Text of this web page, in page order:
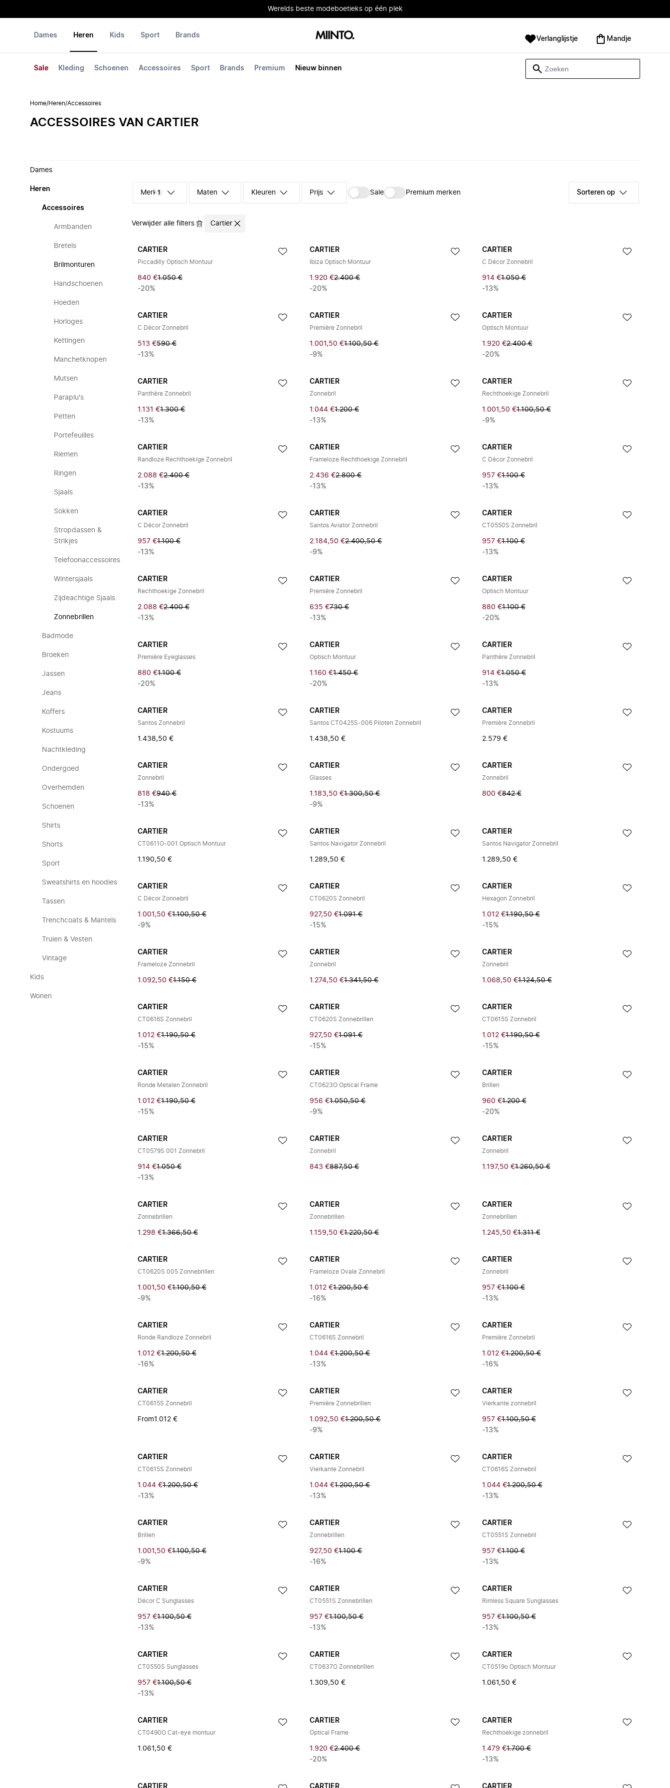
Werelds beste modeboetieks op één plek
Dames Heren
Sale Kleding Schoenen Accessoires Sport Brands Premium Nieuw binnen
Kids Sport Brands Verlanglijstje Mandje
Home/Heren/Accessoires
ACCESSOIRES VAN CARTIER
Dames
Heren
Accessoires
Armbanden
Bretels
Brilmonturen
Handschoenen
Hoeden
Horloges
Kettingen
Manchetknopen
Mutsen
Paraplu's
Petten
Portefeuilles
Riemen
Ringen
Sjaals
Sokken
Stropdassen &
Strikjes
Telefoonaccessoires
Wintersjaals
Zijdeachtige Sjaals
Zonnebrillen
Badmode
Broeken
Jassen
Jeans
Koffers
Kostuums
Nachtkleding
Ondergoed
Overhemden
Schoenen
Shirts
Shorts
Sport
Sweatshirts en hoodies
Tassen
Trenchcoats & Mantels
Truien & Vesten
Vintage
Kids
Wonen
Merk 1 Maten Kleuren Prijs Sale Premium merken Sorteren op
Verwijder alle filters Cartier
CARTIER
Piccadilly Optisch Montuur
840 €1.050 €
-20%
CARTIER
Ibiza Optisch Montuur
1.920 €2.400 €
-20%
CARTIER
C Décor Zonnebril
914 €1.050 €
-13%
CARTIER
C Décor Zonnebril
513 €590 €
-13%
CARTIER
Première Zonnebril
1.001,50 €1.100,50 €
-9%
CARTIER
Optisch Montuur
1.920 €2.400 €
-20%
CARTIER
Panthère Zonnebril
1.131 €1.300 €
-13%
CARTIER
Zonnebril
1.044 €1.200 €
-13%
CARTIER
Rechthoekige Zonnebril
1.001,50 €1.100,50 €
-9%
CARTIER
Randloze Rechthoekige Zonnebril
2.088 €2.400 €
-13%
CARTIER
Frameloze Rechthoekige Zonnebril
2.436 €2.800 €
-13%
CARTIER
C Décor Zonnebril
957 €1.100 €
-13%
CARTIER
C Décor Zonnebril
957 €1.100 €
-13%
CARTIER
Santos Aviator Zonnebril
2.184,50 €2.400,50 €
-9%
CARTIER
CT0550S Zonnebril
957 €1.100 €
-13%
CARTIER
Rechthoekige Zonnebril
2.088 €2.400 €
-13%
CARTIER
Première Zonnebril
635 €730 €
-13%
CARTIER
Optisch Montuur
880 €1.100 €
-20%
CARTIER
Première Eyeglasses
880 €1.100 €
-20%
CARTIER
Optisch Montuur
1.160 €1.450 €
-20%
CARTIER
Panthère Zonnebril
914 €1.050 €
-13%
CARTIER
Santos Zonnebril
1.438,50 €
CARTIER
Santos CT0425S-006 Piloten Zonnebril
1.438,50 €
CARTIER
Première Zonnebril
2.579 €
CARTIER
Zonnebril
818 €940 €
-13%
CARTIER
Glasses
1.183,50 €1.300,50 €
-9%
CARTIER
Zonnebril
800 €842 €
CARTIER
CT0611O-001 Optisch Montuur
1.190,50 €
CARTIER
Santos Navigator Zonnebril
1.289,50 €
CARTIER
Santos Navigator Zonnebril
1.289,50 €
CARTIER
C Décor Zonnebril
1.001,50 €1.100,50 €
-9%
CARTIER
CT0620S Zonnebril
927,50 €1.091 €
-15%
CARTIER
Hexagon Zonnebril
1.012 €1.190,50 €
-15%
CARTIER
Frameloze Zonnebril
1.092,50 €1.150 €
CARTIER
Zonnebril
1.274,50 €1.341,50 €
CARTIER
Zonnebril
1.068,50 €1.124,50 €
CARTIER
CT0616S Zonnebril
1.012 €1.190,50 €
-15%
CARTIER
CT0620S Zonnebrillen
927,50 €1.091 €
-15%
CARTIER
CT0615S Zonnebril
1.012 €1.190,50 €
-15%
CARTIER
Ronde Metalen Zonnebril
1.012 €1.190,50 €
-15%
CARTIER
CT0623O Optical Frame
956 €1.050,50 €
-9%
CARTIER
Brillen
960 €1.200 €
-20%
CARTIER
CT0579S 001 Zonnebril
914 €1.050 €
-13%
CARTIER
Zonnebril
843 €887,50 €
CARTIER
Zonnebril
1.197,50 €1.260,50 €
CARTIER
Zonnebrillen
1.298 €1.366,50 €
CARTIER
Zonnebrillen
1.159,50 €1.220,50 €
CARTIER
Zonnebrillen
1.245,50 €1.311 €
CARTIER
CT0620S 005 Zonnebrillen
1.001,50 €1.100,50 €
-9%
CARTIER
Frameloze Ovale Zonnebril
1.012 €1.200,50 €
-16%
CARTIER
Zonnebril
957 €1.100 €
-13%
CARTIER
Ronde Randloze Zonnebril
1.012 €1.200,50 €
-16%
CARTIER
CT0616S Zonnebril
1.044 €1.200,50 €
-13%
CARTIER
Première Zonnebril
1.012 €1.200,50 €
-16%
CARTIER
CT0615S Zonnebril
From1.012 €
CARTIER
Première Zonnebrillen
1.092,50 €1.200,50 €
-9%
CARTIER
Vierkante zonnebril
957 €1.100,50 €
-13%
CARTIER
CT0615S Zonnebril
1.044 €1.200,50 €
-13%
CARTIER
Vierkante Zonnebril
1.044 €1.200,50 €
-13%
CARTIER
CT0616S Zonnebril
1.044 €1.200,50 €
-13%
CARTIER
Brillen
1.001,50 €1.100,50 €
-9%
CARTIER
Zonnebrillen
927,50 €1.100 €
-16%
CARTIER
CT0551S Zonnebril
957 €1.100 €
-13%
CARTIER
Décor C Sunglasses
957 €1.100,50 €
-13%
CARTIER
CT0551S Zonnebrillen
957 €1.100,50 €
-13%
CARTIER
Rimless Square Sunglasses
957 €1.100,50 €
-13%
CARTIER
CT0550S Sunglasses
957 €1.100,50 €
-13%
CARTIER
CT0637O Zonnebrillen
1.309,50 €
CARTIER
CT0519o Optisch Montuur
1.061,50 €
CARTIER
CT0490O Cat-eye montuur
1.061,50 €
CARTIER
Optical Frame
1.920 €2.400 €
-20%
CARTIER
Rechthoekige zonnebril
1.479 €1.700 €
-13%
CARTIER CARTIER CARTIER